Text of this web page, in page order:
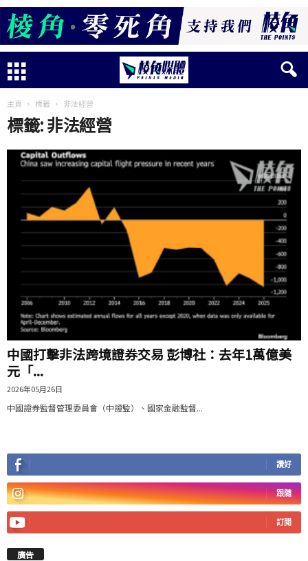
主頁 標籤 非法經營
標籤: 非法經營
中國打擊非法跨境證券交易 彭博社：去年1萬億美
元「...
2026年05月26日
中國證券監督管理委員會（中證監）、國家金融監督...
讚好
跟隨
訂閱
廣告